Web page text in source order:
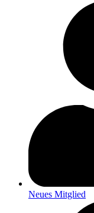
Neues Mitglied